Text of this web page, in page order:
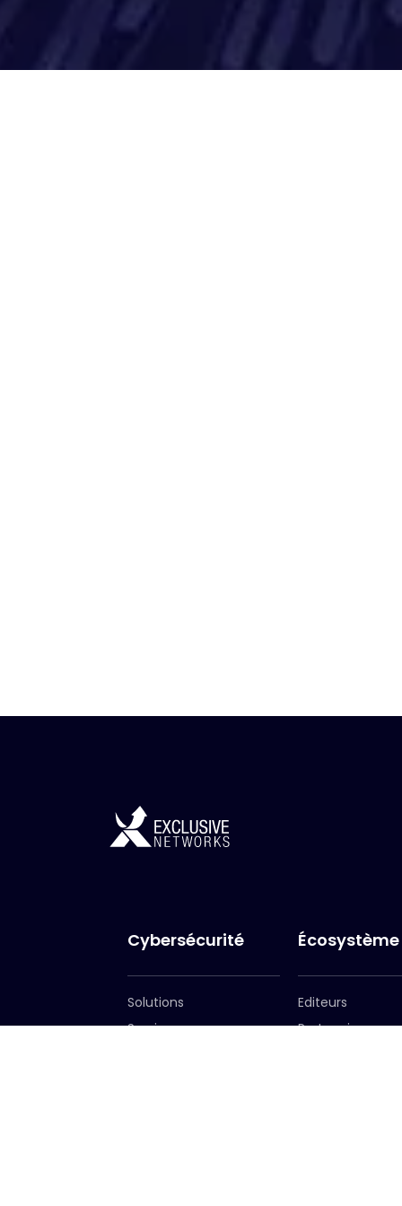
Cybersécurité
Solutions
Services
Écosystème
Editeurs
Partenaires